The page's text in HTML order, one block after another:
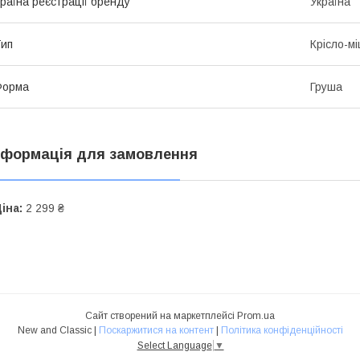
Крісло-
Груша
для замовлення
2 299 ₴
Сайт створений на маркетплейсі Prom.ua
New and Classic | Поскаржитися на контент | Політика конфіденційності
Select Language ▼